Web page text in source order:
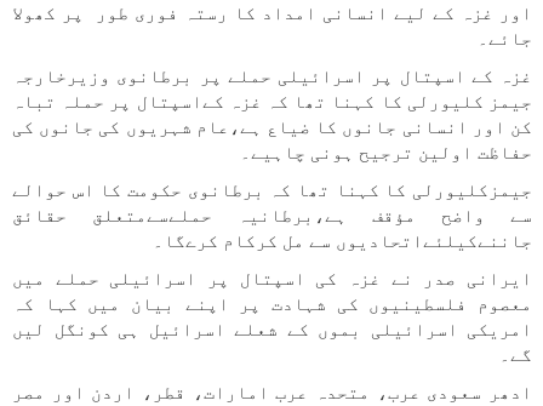
اور غزہ کے لیے انسانی امداد کا رستہ فوری طور پر کھولا
جائے۔
غزہ کے اسپتال پر اسرائیلی حملے پر برطانوی وزیرخارجہ
جیمز کلیورلی کا کہنا تھا کہ غزہ کےاسپتال پر حملہ تباہ
کن اور انسانی جانوں کا ضیاع ہے،عام شہریوں کی جانوں کی
حفاظت اولین ترجیح ہونی چاہیے۔
جیمزکلیورلی کا کہنا تھا کہ برطانوی حکومت کا اس حوالے
سے واضح مؤقف ہے،برطانیہ حملےسےمتعلق حقائق
جاننےکیلئےاتحادیوں سے مل کرکام کرےگا۔
ایرانی صدر نے غزہ کی اسپتال پر اسرائیلی حملے میں
معصوم فلسطینیوں کی شہادت پر اپنے بیان میں کہا کہ
امریکی اسرائیلی بموں کے شعلے اسرائیل ہی کونگل لیں
گے۔
ادھر سعودی عرب، متحدہ عرب امارات، قطر، اردن اور مصر